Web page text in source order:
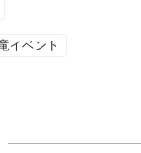
イベント